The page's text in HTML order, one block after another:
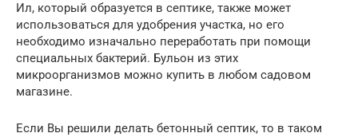
Ил, который образуется в септике, также может
использоваться для удобрения участка, но его
необходимо изначально переработать при помощи
специальных бактерий. Бульон из этих
микроорганизмов можно купить в любом садовом
магазине.
Если Вы решили делать бетонный септик, то в таком